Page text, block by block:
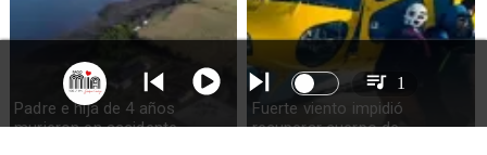
Padre e hija de 4 años
murieron en accidente
Fuerte viento impidió
recuperar cuerpo de
1